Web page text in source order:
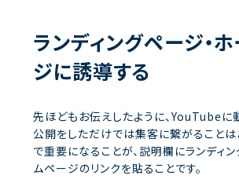
ランディングページ・
ジに誘導する
先ほどもお伝えしたように、YouTubeに
公開をしただけでは集客に繋がることは
で重要になることが、説明欄にランディ
ムページのリンクを貼ることです。